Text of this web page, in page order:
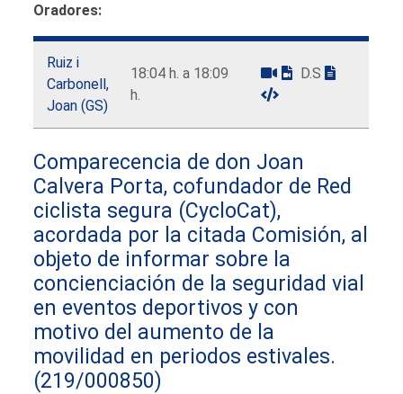
Oradores:
Ruiz i
Carbonell,
Joan (GS)
18:04 h. a 18:09
h.
D.S
Comparecencia de don Joan
Calvera Porta, cofundador de Red
ciclista segura (CycloCat),
acordada por la citada Comisión, al
objeto de informar sobre la
concienciación de la seguridad vial
en eventos deportivos y con
motivo del aumento de la
movilidad en periodos estivales.
(219/000850)